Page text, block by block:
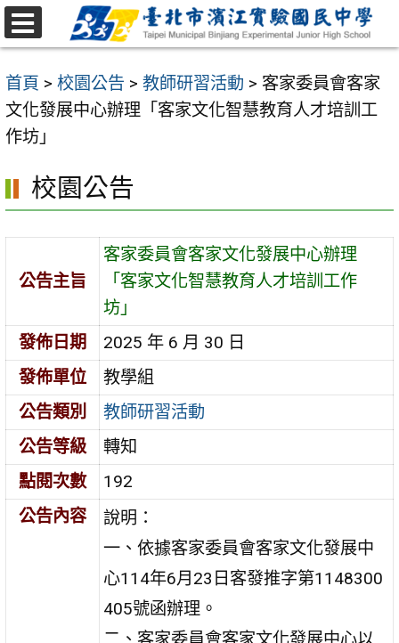
跳
至
要
內
容
首頁 > 校園公告 > 教師研習活動 > 客家委員會客家
文化發展中心辦理「客家文化智慧教育人才培訓工
作坊」
校園公告
公告主旨
客家委員會客家文化發展中心辦理
「客家文化智慧教育人才培訓工作
坊」
發佈日期
2025 年 6 月 30 日
發佈單位
教學組
公告類別
教師研習活動
公告等級
轉知
點閱次數
192
公告內容
說明：
一、依據客家委員會客家文化發展中
心114年6月23日客發推字第1148300
405號函辦理。
選
單